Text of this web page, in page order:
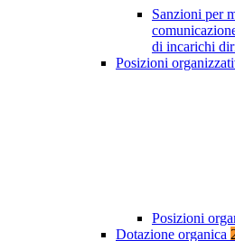
Sanzioni per
di incarichi
Posizioni
Posizioni
Dotazione organica